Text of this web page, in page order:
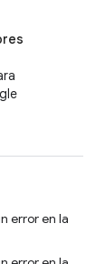
error en la